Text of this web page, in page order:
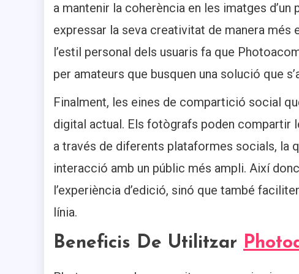
a mantenir la coherència en les imatges
expressar la seva creativitat de manera més
l’estil personal dels usuaris fa que
per amateurs que busquen una solució que
Finalment, les eines de compartició social
digital actual. Els fotògrafs poden compartir
a través de diferents plataformes socials, la
interacció amb un públic més ampli. Així
l’experiència d’edició, sinó que també
línia.
Beneficis De Utilitzar